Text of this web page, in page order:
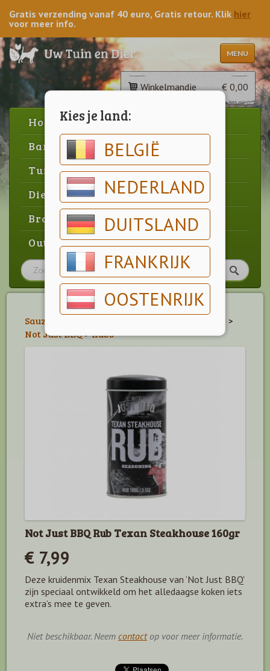
Kies je land:
BELGIË
NEDERLAND
DUITSLAND
FRANKRIJK
OOSTENRIJK
Gratis verzending vanaf 40 euro, Gratis retour. Klik hier
voor meer info.
MENU
Winkelmandje € 0,00
Home
Barbecue
Tuin
Dier
Brood & gebak
Outlet
Sauzen, Kruiden & Marinades
>
Not Just BBQ>Rubs
Not Just BBQ Rub Texan Steakhouse 160gr
€ 7,99
Deze kruidenmix Texan Steakhouse van ‘Not Just BBQ'
zijn speciaal ontwikkeld om het alledaagse koken iets
extra’s mee te geven.
Niet beschikbaar. Neem contactop voor meer informatie.